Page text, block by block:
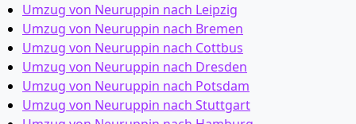
Umzug von Neuruppin nach Leipzig
Umzug von Neuruppin nach Bremen
Umzug von Neuruppin nach Cottbus
Umzug von Neuruppin nach Dresden
Umzug von Neuruppin nach Potsdam
Umzug von Neuruppin nach Stuttgart